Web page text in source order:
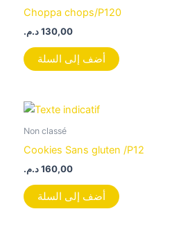
Choppa chops/P120
130,00د.م.
أضف إلى السلة
Non classé
Cookies Sans gluten /P12
160,00د.م.
أضف إلى السلة